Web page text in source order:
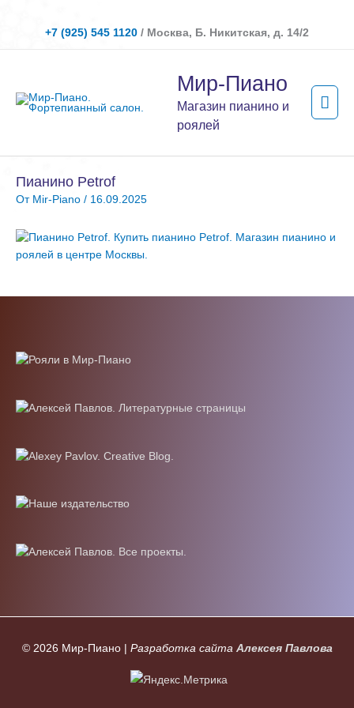
содержимому
+7 (925) 545 1120 / Москва, Б. Никитская, д. 14/2
Мир-Пиано
Магазин пианино и
роялей
Пианино Petrof
От Mir-Piano / 16.09.2025
© 2026 Мир-Пиано| Разработка сайта Алексея Павлова